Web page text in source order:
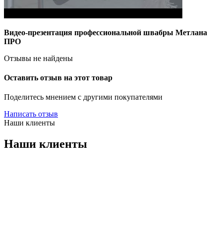
Видео-презентация профессиональной швабры Метлана
ПРО
Отзывы не найдены
Оставить отзыв на этот товар
Поделитесь мнением с другими покупателями
Написать отзыв
Наши клиенты
Наши клиенты